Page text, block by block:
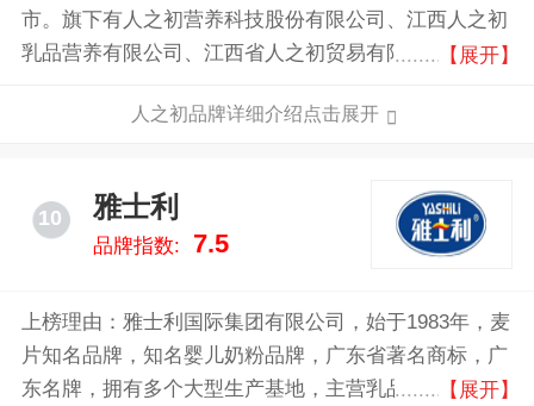
市。旗下有人之初营养科技股份有限公司、江西人之初
乳品营养有限公司、江西省人之初贸易有限公司、人之
所属公司，形成了以乳制品婴幼儿营养食品的研发、生
资、婴童连锁机构、农业种植加工等多领域的综合性大
型高科技型企业集团。
【展开】
人之初品牌详细介绍点击展开
10 雅士利
品牌指数: 7.5
上榜理由：雅士利国际集团有限公司，始于1983年，麦
片知名品牌，知名婴儿奶粉品牌，广东省著名商标，广
东名牌，拥有多个大型生产基地，主营乳品，兼营食
【展开】